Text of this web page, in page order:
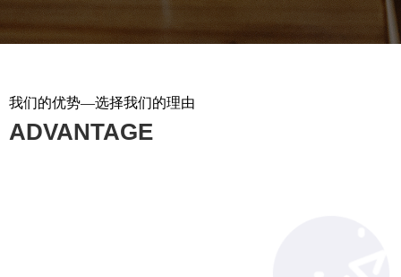
我们的优势—选择我们的理由
ADVANTAGE